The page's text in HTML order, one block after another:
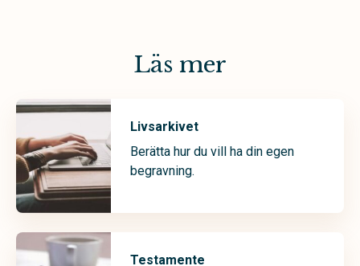
Läs mer
Livsarkivet
Berätta hur du vill ha din egen
begravning.
Testamente